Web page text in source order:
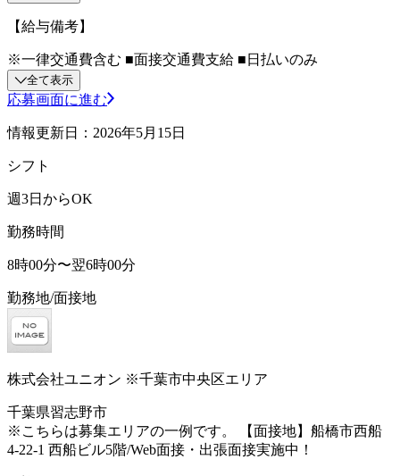
【給与備考】
※一律交通費含む ■面接交通費支給 ■日払いのみ
全て表示
応募画面に進む
情報更新日：2026年5月15日
シフト
週3日からOK
勤務時間
8時00分〜翌6時00分
勤務地/面接地
株式会社ユニオン ※千葉市中央区エリア
千葉県習志野市
※こちらは募集エリアの一例です。 【面接地】船橋市西船
4-22-1 西船ビル5階/Web面接・出張面接実施中！